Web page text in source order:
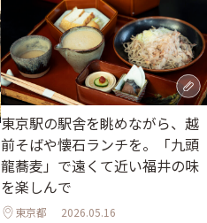
東京駅の駅舎を眺めながら、越
前そばや懐石ランチを。「九頭
龍蕎麦」で遠くて近い福井の味
を楽しんで
東京都 2026.05.16